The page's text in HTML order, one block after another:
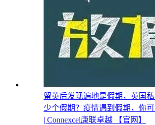
留英后发现遍地是假期，英国
少个假期？疫情遇到假期，你
| Connexcel康联卓越 【官网】